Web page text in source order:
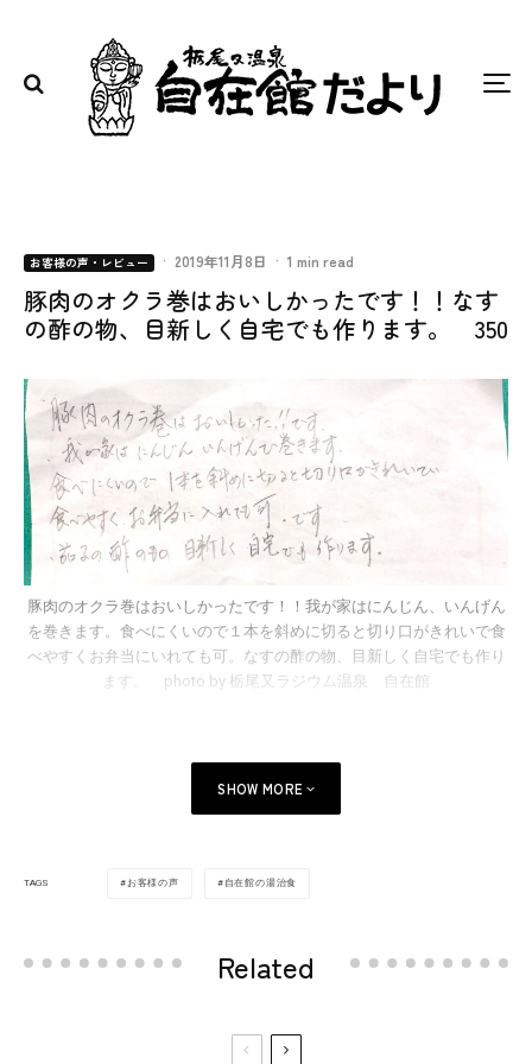
お客様の声・レビュー · 2019年11月8日 · 1 min read
豚肉のオクラ巻はおいしかったです！！なす
の酢の物、目新しく自宅でも作ります。 350
豚肉のオクラ巻はおいしかったです！！我が家はにんじん、いんげん
を巻きます。食べにくいので１本を斜めに切ると切り口がきれいで食
べやすくお弁当にいれても可。なすの酢の物、目新しく自宅でも作り
ます。 photo by 栃尾又ラジウム温泉 自在館
SHOW MORE
TAGS お客様の声 自在館の湯治食
Related